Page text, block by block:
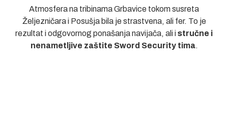
Atmosfera na tribinama Grbavice tokom susreta
Željezničara i Posušja bila je strastvena, ali fer. To je
rezultat i odgovornog ponašanja navijača, ali istručne i
nenametljive zaštite Sword Security tima.